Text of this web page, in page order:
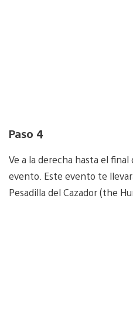
Paso 4
Ve a la derecha hasta el
evento. Este evento te
Pesadilla del Cazador (the